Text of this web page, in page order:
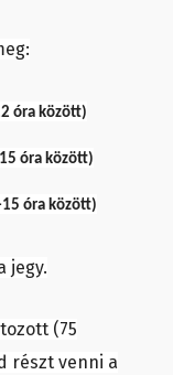
óra között)
óra között)
óra között)
jegy.
(75
részt venni a